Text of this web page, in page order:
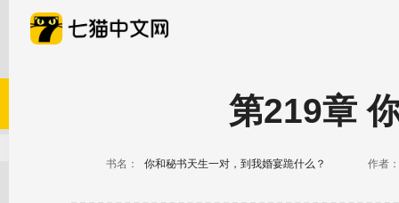
第219章
书名： 你和秘书天生一对，到我婚宴跪什么？ 作者：